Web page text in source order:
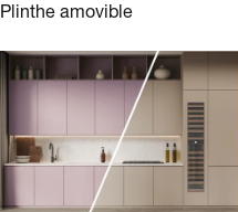
Plinthe amovible